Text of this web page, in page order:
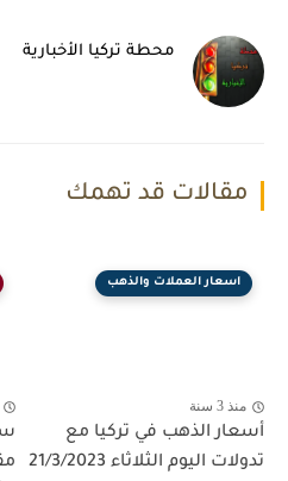
محطة تركيا الأخبارية
مقالات قد تهمك
اسعار العملات والذهب
منذ 3 سنة
أسعار الذهب في تركيا مع
تدولات اليوم الثلاثاء 21/3/2023